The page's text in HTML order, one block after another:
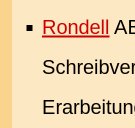
Rondell